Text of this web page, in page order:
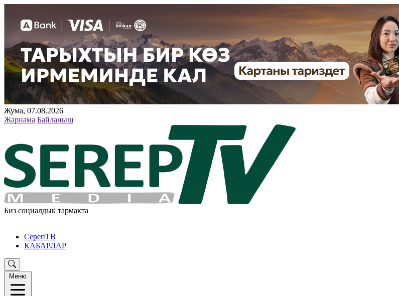
Жума, 07.08.2026
Жарнама Байланыш
Биз социалдык тармакта
СерепТВ
КАБАРЛАР
Меню